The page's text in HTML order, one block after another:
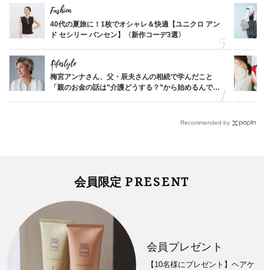
Fashion
40代の夏旅に！1枚でオシャレ＆快適【ユニクロ アン
ド セシリー バンセン】〈新作コーデ3選〉
Lifestyle
梅宮アンナさん、父・辰夫さんの相続で学んだこと
「親のお金の話は”介護どうする？”から始めるんで
Recommended by
会員限定 PRESENT
会員プレゼント
【10名様にプレゼント】ヘアケ